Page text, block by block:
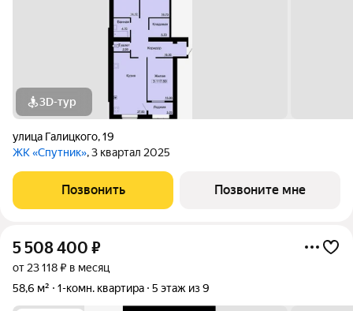
3D-тур
улица Галицкого,19
ЖК «Спутник», 3 квартал 2025
Позвонить Позвоните мне
5 508 400 ₽
от 23 118 ₽ в месяц
58,6 м²
1-комн. квартира 5 этаж из 9